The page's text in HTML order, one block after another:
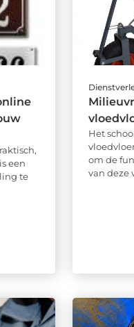
een
te
Het
om de
van deze